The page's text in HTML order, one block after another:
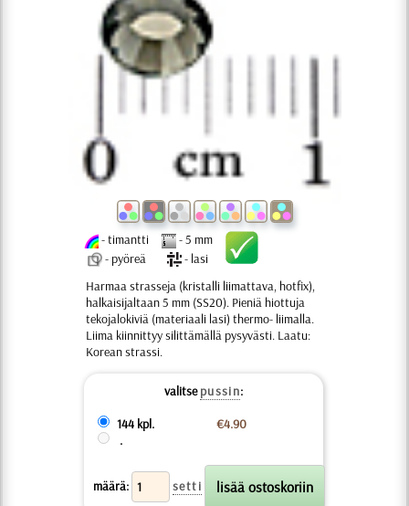
- timantti
- pyöreä
- 5 mm
- lasi
Harmaa strasseja (kristalli liimattava, hotfix),
halkaisijaltaan 5 mm (SS20). Pieniä hiottuja
tekojalokiviä (materiaali lasi) thermo- liimalla.
Liima kiinnittyy silittämällä pysyvästi. Laatu:
Korean strassi.
valitsepussin:
144 kpl.
€4.90
.
määrä: setti